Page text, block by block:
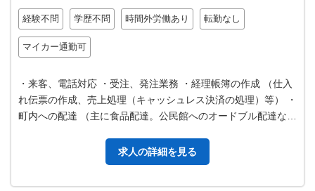
経験不問 学歴不問 時間外労働あり 転勤なし
マイカー通勤可
・来客、電話対応 ・受注、発注業務 ・経理帳簿の作成 （仕入
れ伝票の作成、売上処理（キャッシュレス決済の処理）等） ・
町内への配達 （主に食品配達。公民館へのオードブル配達な
求人の詳細を見る